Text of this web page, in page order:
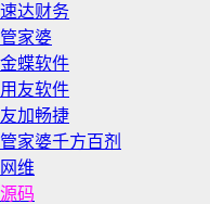
速达财务
管家婆
金蝶软件
用友软件
友加畅捷
管家婆千方百剂
网维
源码